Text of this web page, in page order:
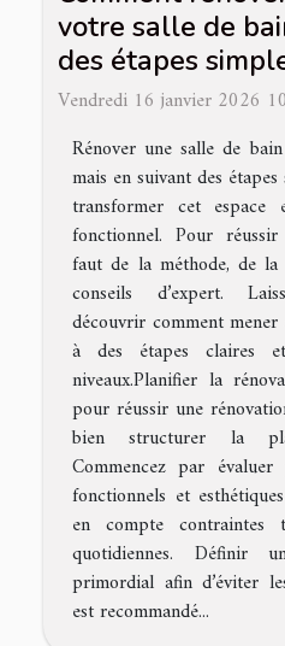
votre salle de
des étapes
Vendredi 16 janvier 2026
Rénover une salle de
mais en suivant des
transformer cet
fonctionnel. Pour
faut de la méthode, de
conseils d’expert.
découvrir comment
à des étapes claires
niveaux.Planifier la
pour réussir une
bien structurer la
Commencez par
fonctionnels et
en compte contraintes
quotidiennes. Définir
primordial afin d’éviter
est recommandé...